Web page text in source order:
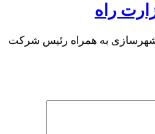
راه
شهرسازی به همراه رئیس شرکت